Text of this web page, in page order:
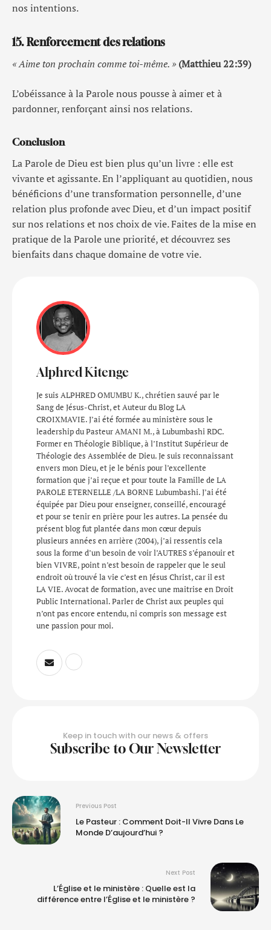
nos intentions.
15. Renforcement des relations
« Aime ton prochain comme toi-même. » (Matthieu 22:39)
L’obéissance à la Parole nous pousse à aimer et à
pardonner, renforçant ainsi nos relations.
Conclusion
La Parole de Dieu est bien plus qu’un livre : elle est
vivante et agissante. En l’appliquant au quotidien, nous
bénéficions d’une transformation personnelle, d’une
relation plus profonde avec Dieu, et d’un impact positif
sur nos relations et nos choix de vie. Faites de la mise en
pratique de la Parole une priorité, et découvrez ses
bienfaits dans chaque domaine de votre vie.
Alphred Kitenge
Je suis ALPHRED OMUMBU K., chrétien sauvé par le
Sang de Jésus-Christ, et Auteur du Blog LA
CROIXMAVIE. J’ai été formée au ministère sous le
leadership du Pasteur AMANI M., à Lubumbashi RDC.
Former en Théologie Biblique, à l’Institut Supérieur de
Théologie des Assemblée de Dieu. Je suis reconnaissant
envers mon Dieu, et je le bénis pour l’excellente
formation que j’ai reçue et pour toute la Famille de LA
PAROLE ETERNELLE /LA BORNE Lubumbashi. J’ai été
équipée par Dieu pour enseigner, conseillé, encouragé
et pour se tenir en prière pour les autres. La pensée du
présent blog fut plantée dans mon cœur depuis
plusieurs années en arrière (2004), j’ai ressentis cela
sous la forme d’un besoin de voir l’AUTRES s’épanouir et
bien VIVRE, point n’est besoin de rappeler que le seul
endroit où trouvé la vie c’est en Jésus Christ, car il est
LA VIE. Avocat de formation, avec une maitrise en Droit
Public International. Parler de Christ aux peuples qui
n’ont pas encore entendu, ni compris son message est
une passion pour moi.
Keep in touch with our news & offers
Subscribe to Our Newsletter
Previous Post
Le Pasteur : Comment Doit-Il Vivre Dans Le
Monde D’aujourd’hui ?
Next Post
L’Église et le ministère : Quelle est la
différence entre l’Église et le ministère ?